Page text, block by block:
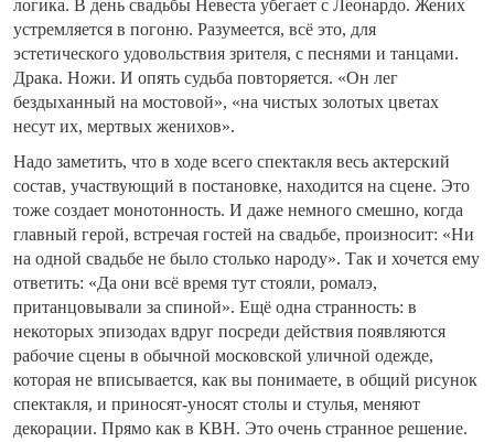
логика. В день свадьбы Невеста убегает с Леонардо. Жених
устремляется в погоню. Разумеется, всё это, для
эстетического удовольствия зрителя, с песнями и танцами.
Драка. Ножи. И опять судьба повторяется. «Он лег
бездыханный на мостовой», «на чистых золотых цветах
несут их, мертвых женихов».
Надо заметить, что в ходе всего спектакля весь актерский
состав, участвующий в постановке, находится на сцене. Это
тоже создает монотонность. И даже немного смешно, когда
главный герой, встречая гостей на свадьбе, произносит: «Ни
на одной свадьбе не было столько народу». Так и хочется ему
ответить: «Да они всё время тут стояли, ромалэ,
пританцовывали за спиной». Ещё одна странность: в
некоторых эпизодах вдруг посреди действия появляются
рабочие сцены в обычной московской уличной одежде,
которая не вписывается, как вы понимаете, в общий рисунок
спектакля, и приносят-уносят столы и стулья, меняют
декорации. Прямо как в КВН. Это очень странное решение.